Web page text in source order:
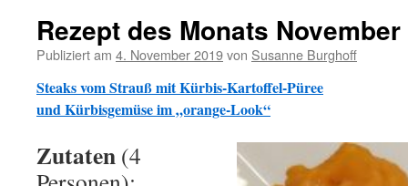
Rezept des Monats November
Publiziert am 4. November 2019von Susanne Burghoff
Steaks vom Strauß mit Kürbis-Kartoffel-Püree
und Kürbisgemüse im „orange-Look“
Zutaten (4